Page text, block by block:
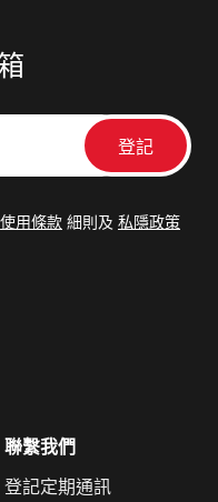
使用條款 細則及 私隱政策
聯繫我們
登記定期通訊